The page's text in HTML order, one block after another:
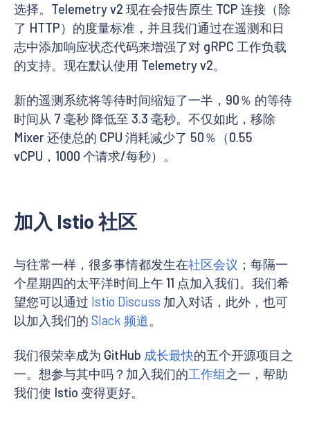
选择。Telemetry v2 现在会报告原生 TCP 连接（除
了 HTTP）的度量标准，并且我们通过在遥测和日
志中添加响应状态代码来增强了对 gRPC 工作负载
的支持。现在默认使用 Telemetry v2。
新的遥测系统将等待时间缩短了一半，90％ 的等待
时间从 7 毫秒 降低至 3.3 毫秒。不仅如此，移除
Mixer 还使总的 CPU 消耗减少了 50％（0.55
vCPU，1000 个请求/每秒）。
加入 Istio 社区
与往常一样，很多事情都发生在社区会议 ；每隔一
个星期四的太平洋时间上午 11 点加入我们。我们希
望您可以通过 Istio Discuss 加入对话，此外，也可
以加入我们的 Slack 频道。
我们很荣幸成为 GitHub 成长最快的五个开源项目之
一。想参与其中吗？加入我们的工作组之一，帮助
我们使 Istio 变得更好。